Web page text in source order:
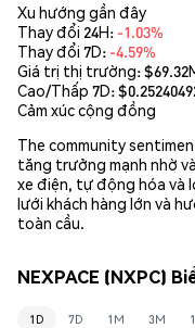
Xu hướng gần đây
Thay đổi 24H: -1.03%
Thay đổi 7D: -4.59%
Giá trị thị trường:
Cao/Thấp 7D: $
Cảm xúc cộng đồng
The community
tăng trưởng mạnh nhờ
xe điện, tự động hóa và
lưới khách hàng lớn và
toàn cầu.
NEXPACE (NXPC)
1D 7D 1M 3M